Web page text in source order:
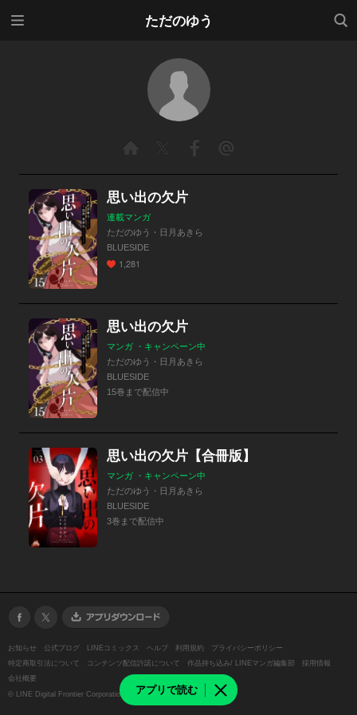
ただのゆう
検索
アプリで読む
思い出の欠片
連載マンガ
ただのゆう・日月あきら
BLUESIDE
1,281
思い出の欠片
マンガ ・キャンペーン中
ただのゆう・日月あきら
BLUESIDE
15巻まで配信中
思い出の欠片【合冊版】
マンガ ・キャンペーン中
ただのゆう・日月あきら
BLUESIDE
3巻まで配信中
お知らせ 公式ブログ LINEコミックス ヘルプ 利用規約
プライバシーポリシー
特定商取引法について
コンテンツ配信許諾について 作品持ち込み/ LINEマンガ編集部
採用情報
会社概要
© LINE Digital Frontier Corporation